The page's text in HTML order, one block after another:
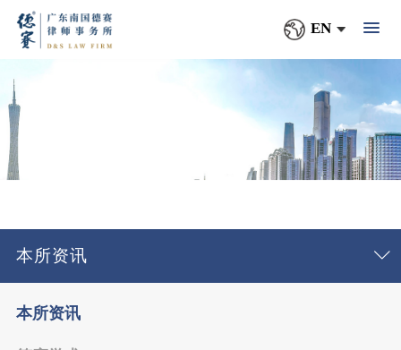
EN
本所资讯
本所资讯